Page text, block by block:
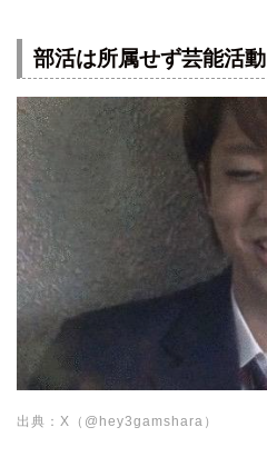
部活は所属せず芸能活
出典：X（@hey3gamshara）